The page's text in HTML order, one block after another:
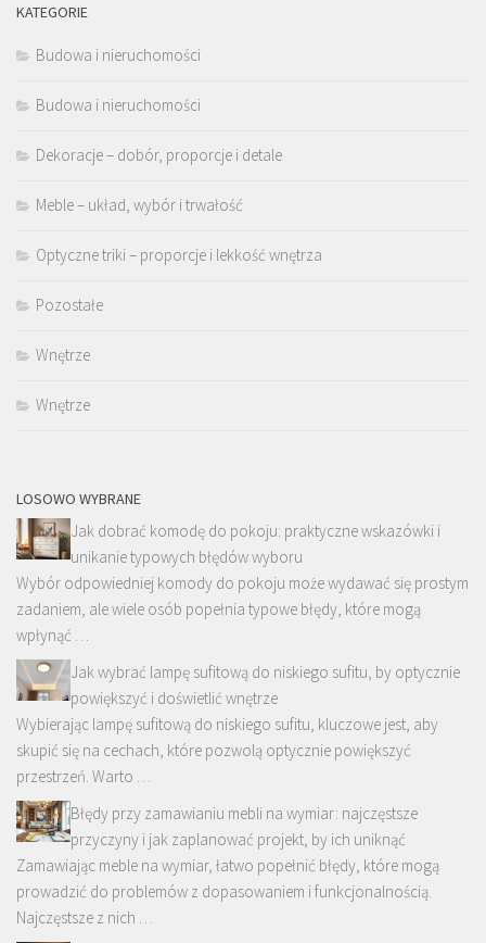
KATEGORIE
Budowa i nieruchomości
Budowa i nieruchomości
Dekoracje – dobór, proporcje i detale
Meble – układ, wybór i trwałość
Optyczne triki – proporcje i lekkość wnętrza
Pozostałe
Wnętrze
Wnętrze
LOSOWO WYBRANE
Jak dobrać komodę do pokoju: praktyczne wskazówki i
unikanie typowych błędów wyboru
Wybór odpowiedniej komody do pokoju może wydawać się prostym
zadaniem, ale wiele osób popełnia typowe błędy, które mogą
wpłynąć …
Jak wybrać lampę sufitową do niskiego sufitu, by optycznie
powiększyć i doświetlić wnętrze
Wybierając lampę sufitową do niskiego sufitu, kluczowe jest, aby
skupić się na cechach, które pozwolą optycznie powiększyć
przestrzeń. Warto …
Błędy przy zamawianiu mebli na wymiar: najczęstsze
przyczyny i jak zaplanować projekt, by ich uniknąć
Zamawiając meble na wymiar, łatwo popełnić błędy, które mogą
prowadzić do problemów z dopasowaniem i funkcjonalnością.
Najczęstsze z nich …